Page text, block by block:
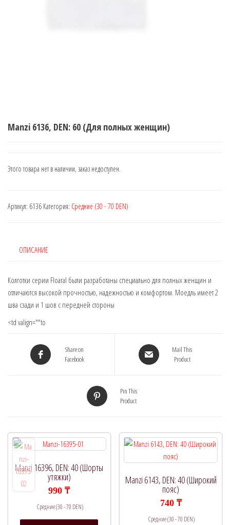
Manzi 6136, DEN: 60 (Для полных женщин)
Этого товара нет в наличии, заказ недоступен.
Артикул: 6136 Категория: Средние (30 - 70 DEN)
ОПИСАНИЕ
Колготки серии Floaral были разработаны специально для полных женщин и
отличаются высокой прочностью, надежностью и комфортом. Моедль имеет 2
шва сзади и 1 шов с передней стороны
<td valign=""to
Share on
Facebook
Mail This
Product
Pin This
Product
Manzi 16396, DEN: 40 (Шорты
утяжки)
990₸
Средние (30 - 70 DEN)
Manzi 6143, DEN: 40 (Широкий
пояс)
740 ₸
Средние (30 - 70 DEN)